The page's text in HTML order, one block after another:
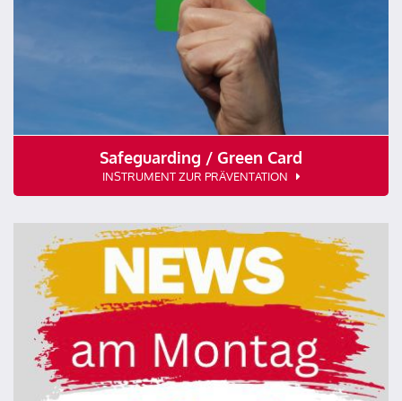
Safeguarding / Green Card
INSTRUMENT ZUR PRÄVENTATION